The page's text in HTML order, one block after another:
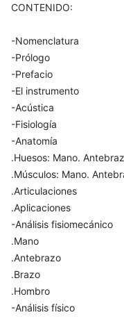
CONTENIDO:
-Nomenclatura
-Prólogo
-Prefacio
-El instrumento
-Acústica
-Fisiología
-Anatomía
.Huesos: Mano.
.Músculos: Mano.
.Articulaciones
.Aplicaciones
-Análisis fisiomecánico
.Mano
.Antebrazo
.Brazo
.Hombro
-Análisis físico